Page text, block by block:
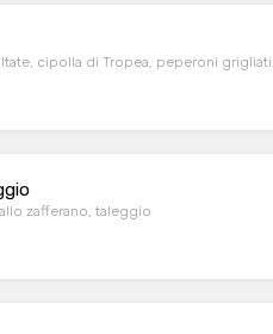
cipolla di Tropea, peperoni
zafferano, taleggio